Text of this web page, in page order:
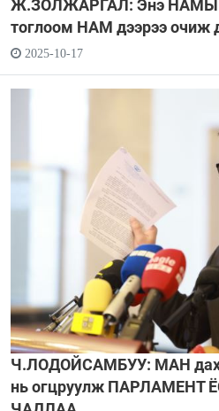
Ж.ЗОЛЖАРГАЛ: Энэ
тоглоом НАМ дээрээ очиж
2025-10-17
Ч.ЛОДОЙСАМБУУ: МАН дахь
нь огцруулж